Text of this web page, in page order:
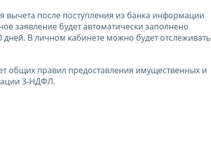
вычета после поступления из банка информации
заявление будет автоматически заполнено
дней. В личном кабинете можно будет отслеживать
общих правил предоставления имущественных и
3-НДФЛ.